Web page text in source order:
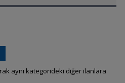
aynı kategorideki diğer ilanlara